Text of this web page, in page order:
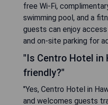
free Wi-Fi,
swimming pool, and a
guests can enjoy
and on-site parking for
"Is Centro Hotel in
friendly?"
"Yes, Centro Hotel in
and welcomes guests